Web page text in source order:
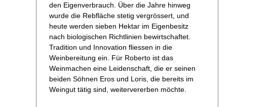
den Eigenverbrauch. Über die Jahre hinweg
wurde die Rebfläche stetig vergrössert, und
heute werden sieben Hektar im Eigenbesitz
nach biologischen Richtlinien bewirtschaftet.
Tradition und Innovation fliessen in die
Weinbereitung ein. Für Roberto ist das
Weinmachen eine Leidenschaft, die er seinen
beiden Söhnen Eros und Loris, die bereits im
Weingut tätig sind, weitervererben möchte.